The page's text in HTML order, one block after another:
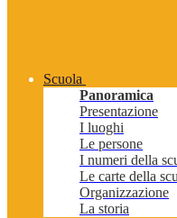
Scuola
Panoramica
Presentazione
I luoghi
Le persone
I numeri della
Le carte della
Organizzazione
La storia